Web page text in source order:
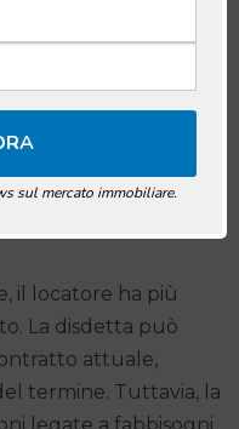
è tenuto alla
corretta consegna
nella
il locatore ha più
La disdetta può
attuale,
termine. Tuttavia, la
sul mercato immobiliare.